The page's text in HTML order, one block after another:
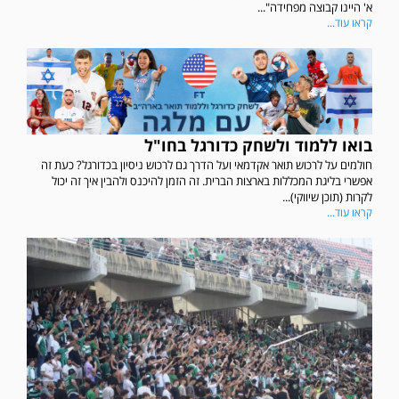
א' היינו קבוצה מפחידה"...
קראו עוד...
בואו ללמוד ולשחק כדורגל בחו"ל
חולמים על לרכוש תואר אקדמאי ועל הדרך גם לרכוש ניסיון בכדורגל? כעת זה
אפשרי בליגת המכללות בארצות הברית. זה הזמן להיכנס ולהבין איך זה יכול
לקרות (תוכן שיווקי)...
קראו עוד...